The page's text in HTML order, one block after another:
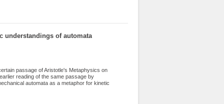
to the state-of-affairs to which they refer.
the syntax of propositional / term
understandings of automata
passage of Aristotle's Metaphysics on
reading of the same passage by
automata as a metaphor for kinetic
in metaphysics at the expense of